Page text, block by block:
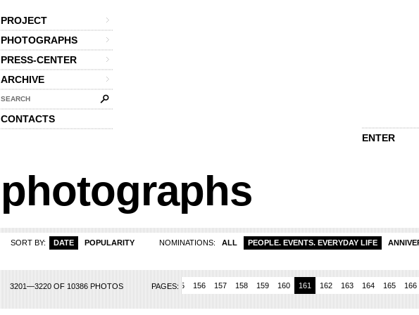
PROJECT
PHOTOGRAPHS
PRESS-CENTER
ARCHIVE
SEARCH
CONTACTS
ENTER
photographs
SORT BY: DATE POPULARITY NOMINATIONS: ALL PEOPLE. EVENTS. EVERYDAY LIFE
3201—3220 OF 10386 PHOTOS PAGES:
147 148 149 150 151 152 154 155 156 157 158 159 160 161 162 163 164 165 166